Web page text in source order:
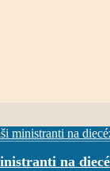
na